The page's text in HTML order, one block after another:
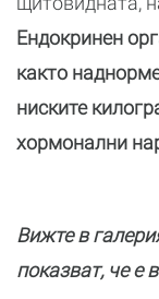
Ендокринен
както
ниските
хормонални
Вижте в
показват, че е